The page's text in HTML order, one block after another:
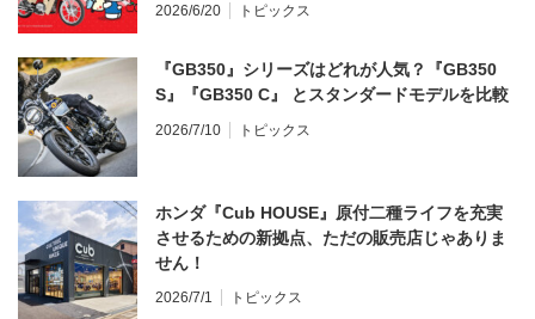
2026/6/20 トピックス
『GB350』シリーズはどれが人気？『GB350
S』『GB350 C』 とスタンダードモデルを比較
2026/7/10 トピックス
ホンダ『Cub HOUSE』原付二種ライフを充実
させるための新拠点、ただの販売店じゃありま
せん！
2026/7/1 トピックス